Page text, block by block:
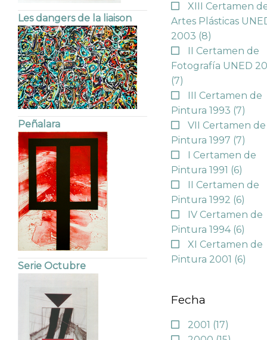
Les dangers de la liaison
Peñalara
Serie Octubre
XIII Certamen
Artes Plásticas
2003 (8)
II Certamen de
Fotografía UNED
(7)
III Certamen de
Pintura 1993 (7)
VII Certamen de
Pintura 1997 (7)
I Certamen de
Pintura 1991 (6)
II Certamen de
Pintura 1992 (6)
IV Certamen de
Pintura 1994 (6)
XI Certamen de
Pintura 2001 (6)
Fecha
2001 (17)